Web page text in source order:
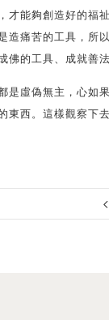
才能夠創造好的福
造痛苦的工具，所
佛的工具、成就善
是虛偽無主，心如
東西。這樣觀察下